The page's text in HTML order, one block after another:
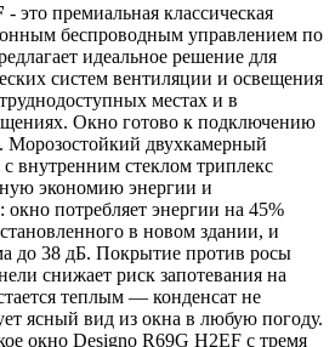
- это премиальная классическая
беспроводным управлением по
идеальное решение для
систем вентиляции и освещения
местах и в
Окно готово к подключению
Морозостойкий двухкамерный
внутренним стеклом триплекс
экономию энергии и
окно потребляет энергии на 45%
в новом здании, и
до 38 дБ. Покрытие против росы
снижает риск запотевания на
теплым — конденсат не
ясный вид из окна в любую погоду.
окно Designo R69G H2EF с тремя